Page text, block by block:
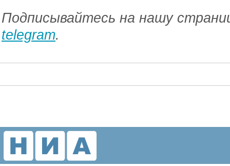
Подписывайтесь на нашу
telegram.